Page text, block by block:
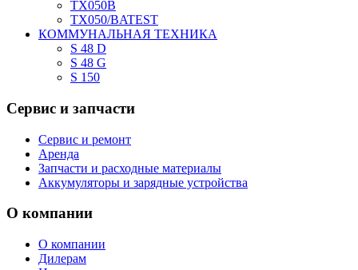
TX050В
TX050/BATEST
КОММУНАЛЬНАЯ ТЕХНИКА
S 48 D
S 48 G
S 150
Сервис и запчасти
Сервис и ремонт
Аренда
Запчасти и расходные материалы
Аккумуляторы и зарядные устройства
О компании
О компании
Дилерам